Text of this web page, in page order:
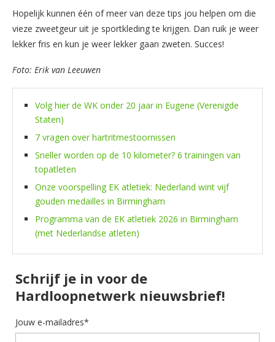
Hopelijk kunnen één of meer van deze tips jou helpen om die
vieze zweetgeur uit je sportkleding te krijgen. Dan ruik je weer
lekker fris en kun je weer lekker gaan zweten. Succes!
Foto: Erik van Leeuwen
Volg hier de WK onder 20 jaar in Eugene (Verenigde
Staten)
7 vragen over hartritmestoornissen
Sneller worden op de 10 kilometer? 6 trainingen van
topatleten
Onze voorspelling EK atletiek: Nederland wint vijf
gouden medailles in Birmingham
Programma van de EK atletiek 2026 in Birmingham
(met Nederlandse atleten)
Schrijf je in voor de
Hardloopnetwerk nieuwsbrief!
Jouw e-mailadres*